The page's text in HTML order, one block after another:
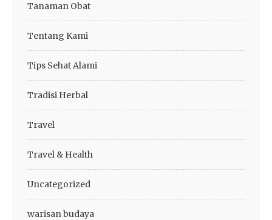
Tanaman Obat
Tentang Kami
Tips Sehat Alami
Tradisi Herbal
Travel
Travel & Health
Uncategorized
warisan budaya